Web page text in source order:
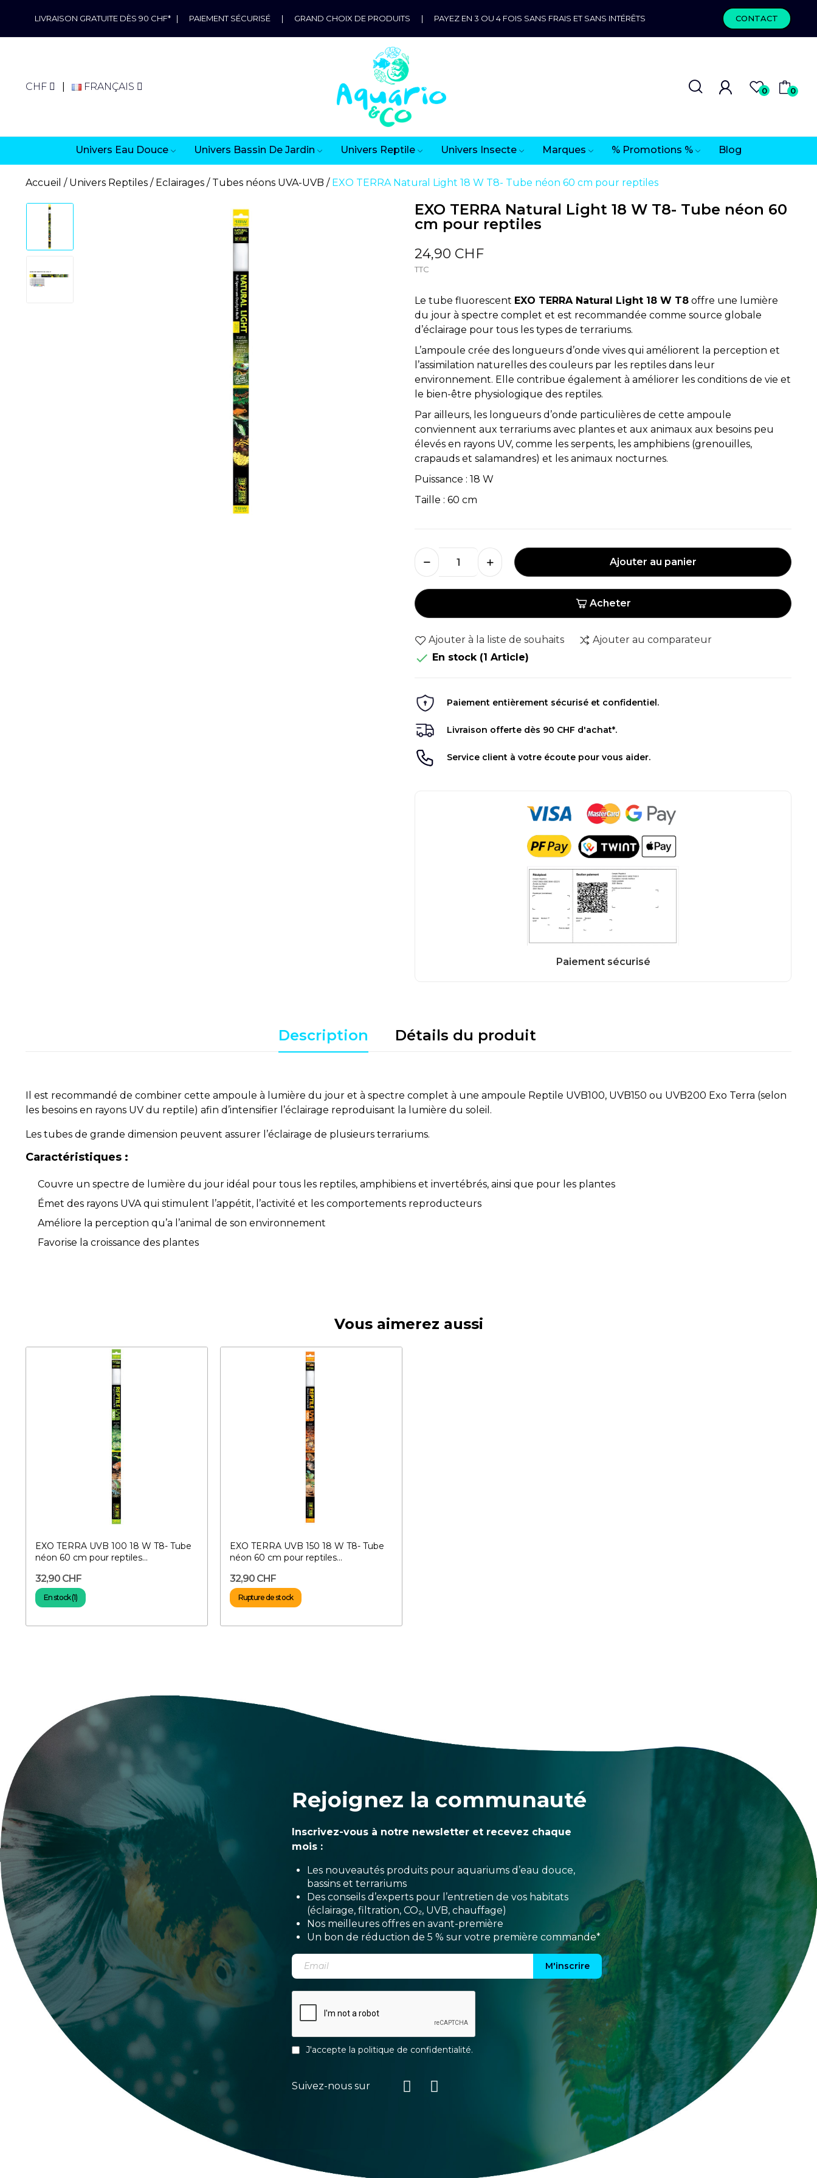
LIVRAISON GRATUITE DÈS 90 CHF* | PAIEMENT SÉCURISÉ | GRAND CHOIX DE PRODUITS | PAYEZ EN 3 OU 4 FOIS SANS FRAIS ET SANS INTÉRÊTS CONTACT
CHF FRANÇAIS 0 0
Univers Eau Douce Univers Bassin De Jardin Univers Reptile Univers Insecte Marques % Promotions % Blog
Accueil Univers Reptiles Eclairages Tubes néons UVA-UVB EXO TERRA Natural Light 18 W T8- Tube néon 60 cm pour reptiles
EXO TERRA Natural Light 18 W T8- Tube néon 60
cm pour reptiles
24,90 CHF
TTC
Le tube fluorescent EXO TERRA Natural Light 18 W T8 offre une lumière
du jour à spectre complet et est recommandée comme source globale
d’éclairage pour tous les types de terrariums.
L’ampoule crée des longueurs d’onde vives qui améliorent la perception et
l’assimilation naturelles des couleurs par les reptiles dans leur
environnement. Elle contribue également à améliorer les conditions de vie et
le bien-être physiologique des reptiles.
Par ailleurs, les longueurs d’onde particulières de cette ampoule
conviennent aux terrariums avec plantes et aux animaux aux besoins peu
élevés en rayons UV, comme les serpents, les amphibiens (grenouilles,
crapauds et salamandres) et les animaux nocturnes.
Puissance : 18 W
Taille : 60 cm
Ajouter au panier
Acheter
Ajouter à la liste de souhaits Ajouter au comparateur
 En stock (1 Article)
Paiement entièrement sécurisé et confidentiel.
Livraison offerte dès 90 CHF d'achat*.
Service client à votre écoute pour vous aider.
Description Détails du produit
Il est recommandé de combiner cette ampoule à lumière du jour et à spectre complet à une ampoule Reptile UVB100, UVB150 ou UVB200 Exo Terra (selon
les besoins en rayons UV du reptile) afin d’intensifier l’éclairage reproduisant la lumière du soleil.
Les tubes de grande dimension peuvent assurer l’éclairage de plusieurs terrariums.
Caractéristiques :
Couvre un spectre de lumière du jour idéal pour tous les reptiles, amphibiens et invertébrés, ainsi que pour les plantes
Émet des rayons UVA qui stimulent l’appétit, l’activité et les comportements reproducteurs
Améliore la perception qu’a l’animal de son environnement
Favorise la croissance des plantes
Vous aimerez aussi
EXO TERRA UVB 100 18 W T8- Tube
néon 60 cm pour reptiles...
32,90 CHF
En stock (1)
EXO TERRA UVB 150 18 W T8- Tube
néon 60 cm pour reptiles...
32,90 CHF
Rupture de stock
Rejoignez la communauté
Inscrivez-vous à notre newsletter et recevez chaque
mois :
Les nouveautés produits pour aquariums d’eau douce,
bassins et terrariums
Des conseils d’experts pour l’entretien de vos habitats
(éclairage, filtration, CO₂, UVB, chauffage)
Nos meilleures offres en avant-première
Un bon de réduction de 5 % sur votre première commande*
M'inscrire
J'accepte la politique de confidentialité.
Suivez-nous sur